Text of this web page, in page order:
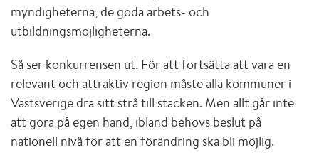
myndigheterna, de goda arbets- och
utbildningsmöjligheterna.
Så ser konkurrensen ut. För att fortsätta att vara en
relevant och attraktiv region måste alla kommuner i
Västsverige dra sitt strå till stacken. Men allt går inte
att göra på egen hand, ibland behövs beslut på
nationell nivå för att en förändring ska bli möjlig.